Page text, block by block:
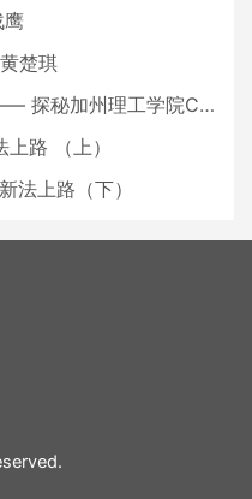
鹰
楚琪
理工学院Caltech博士生活 [上集]
路 （上）
法上路（下）